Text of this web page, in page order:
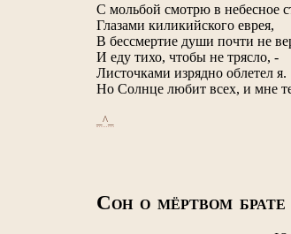
С мольбой смотрю в небесное
Глазами киликийского еврея,
В бессмертие души почти не
И еду тихо, чтобы не трясло, -
Листочками изрядно облетел я.
Но Солнце любит всех, и мне
_^_
СОН О МЁРТВОМ БРАТЕ